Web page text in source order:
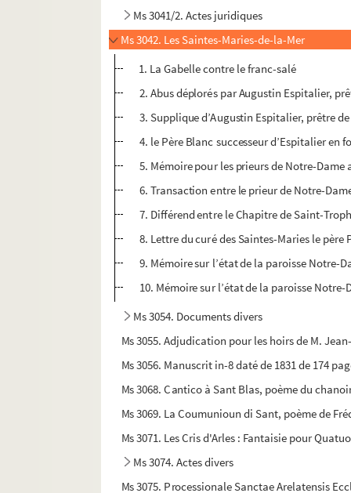
Ms 3041/2. Actes juridiques
Ms 3042. Les Saintes-Maries-de-la-Mer
1. La Gabelle contre le franc-salé
2. Abus déplorés par Augustin Espitalier,
3. Supplique d’Augustin Espitalier, prêtre
4. le Père Blanc successeur d’Espitalier en
5. Mémoire pour les prieurs de Notre-
6. Transaction entre le prieur de Notre-
7. Différend entre le Chapitre de Saint-
8. Lettre du curé des Saintes-Maries le
9. Mémoire sur l’état de la paroisse Notre-
10. Mémoire sur l’état de la paroisse
Ms 3054. Documents divers
Ms 3055. Adjudication pour les hoirs de M.
Ms 3056. Manuscrit in-8 daté de 1831 de 174
Ms 3068. Cantico à Sant Blas, poème du
Ms 3069. La Coumunioun di Sant, poème de
Ms 3071. Les Cris d'Arles : Fantaisie pour
Ms 3074. Actes divers
Ms 3075. Processionale Sanctae Arelatensis